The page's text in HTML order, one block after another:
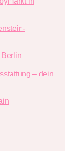
– dein